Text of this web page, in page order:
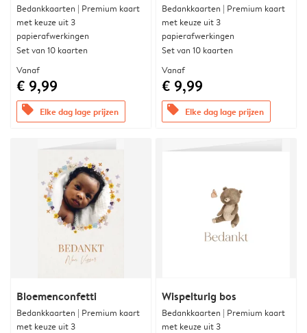
Bedankkaarten | Premium kaart
met keuze uit 3
papierafwerkingen
Set van 10 kaarten
Vanaf
€ 9,99
offers Elke dag lage prijzen
Bedankkaarten | Premium kaart
met keuze uit 3
papierafwerkingen
Set van 10 kaarten
Vanaf
€ 9,99
offers Elke dag lage prijzen
Bloemenconfetti
Bedankkaarten | Premium kaart
met keuze uit 3
Wispelturig bos
Bedankkaarten | Premium kaart
met keuze uit 3